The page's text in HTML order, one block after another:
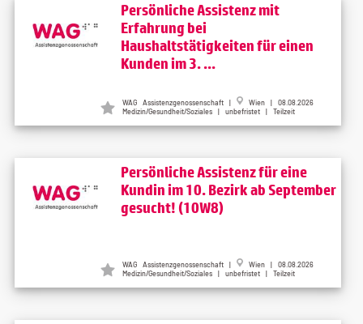
Persönliche Assistenz mit
Erfahrung bei
Haushaltstätigkeiten für einen
Kunden im 3. ...
WAG Assistenzgenossenschaft | Wien | 08.08.2026
Medizin/Gesundheit/Soziales | unbefristet | Teilzeit
Persönliche Assistenz für eine
Kundin im 10. Bezirk ab September
gesucht! (10W8)
WAG Assistenzgenossenschaft | Wien | 08.08.2026
Medizin/Gesundheit/Soziales | unbefristet | Teilzeit